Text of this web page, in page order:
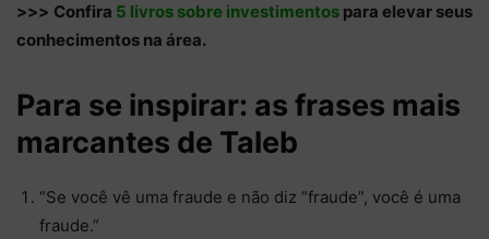
>>> Confira 5 livros sobre investimentos para elevar seus
conhecimentos na área.
Para se inspirar: as frases mais
marcantes de Taleb
“Se você vê uma fraude e não diz “fraude”, você é uma
fraude.”